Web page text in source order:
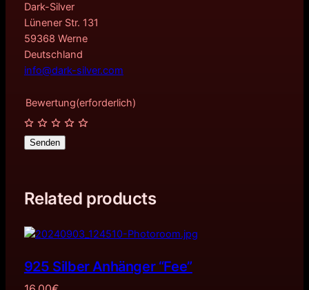
Dark-Silver
Lünener Str. 131
59368 Werne
Deutschland
info@dark-silver.com
Bewertung(erforderlich)
Senden
Related products
925 Silber Anhänger “Fee”